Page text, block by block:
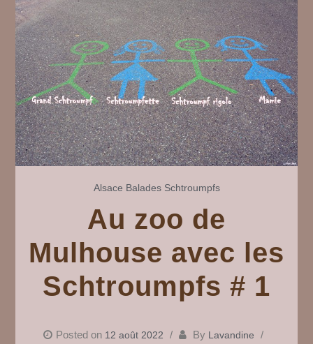
Alsace Balades Schtroumpfs
Au zoo de
Mulhouse avec les
Schtroumpfs # 1
Posted on 12 août 2022 By Lavandine